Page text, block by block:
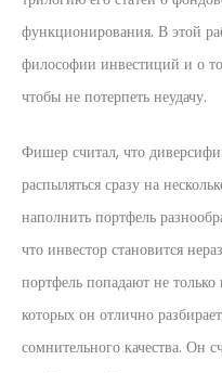
функционирования. В этой
философии инвестиций и о
чтобы не потерпеть неудачу.
Фишер считал, что
распыляться сразу на
наполнить портфель
что инвестор становится
портфель попадают не
которых он отлично
сомнительного качества. Он